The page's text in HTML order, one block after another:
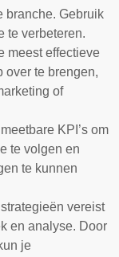
branche. Gebruik
te verbeteren.
meest effectieve
over te brengen,
of
KPI’s om
te volgen en
te kunnen
vereist
en analyse. Door
je